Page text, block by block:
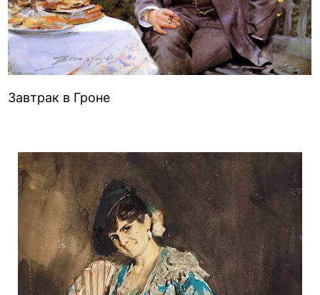
Завтрак в Гроне